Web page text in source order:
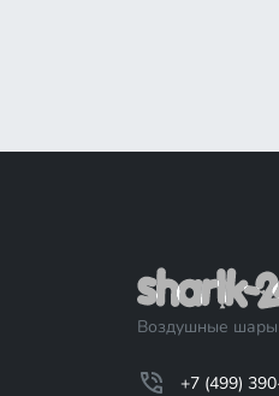
Воздушные шары
+7 (499)